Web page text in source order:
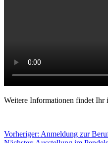
Weitere Informationen findet Ihr
Beitragsnavigation
Vorheriger: Anmeldung zur